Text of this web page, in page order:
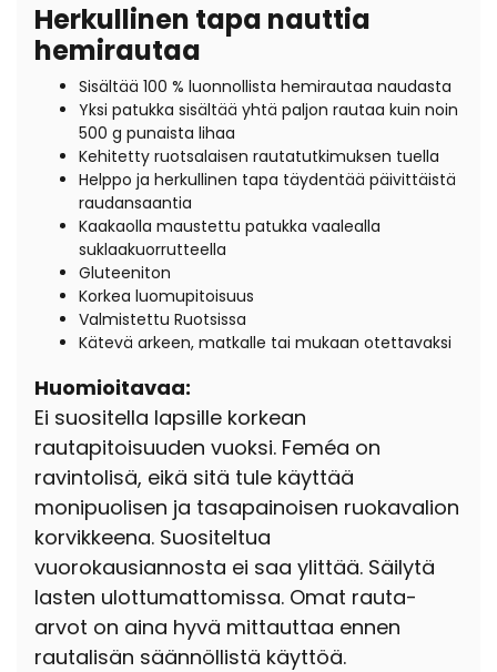
Herkullinen tapa nauttia
hemirautaa
Sisältää 100 % luonnollista hemirautaa naudasta
Yksi patukka sisältää yhtä paljon rautaa kuin noin
500 g punaista lihaa
Kehitetty ruotsalaisen rautatutkimuksen tuella
Helppo ja herkullinen tapa täydentää päivittäistä
raudansaantia
Kaakaolla maustettu patukka vaalealla
suklaakuorrutteella
Gluteeniton
Korkea luomupitoisuus
Valmistettu Ruotsissa
Kätevä arkeen, matkalle tai mukaan otettavaksi
Huomioitavaa:
Ei suositella lapsille korkean
rautapitoisuuden vuoksi. Feméa on
ravintolisä, eikä sitä tule käyttää
monipuolisen ja tasapainoisen ruokavalion
korvikkeena. Suositeltua
vuorokausiannosta ei saa ylittää. Säilytä
lasten ulottumattomissa. Omat rauta-
arvot on aina hyvä mittauttaa ennen
rautalisän säännöllistä käyttöä.